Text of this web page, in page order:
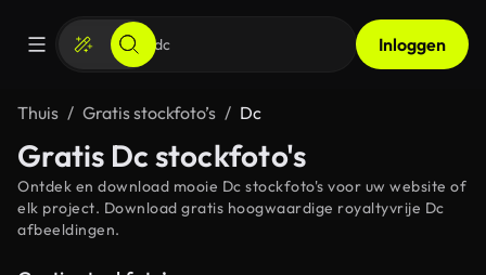
Inloggen
Thuis Gratis stockfoto’s Dc
Gratis Dc stockfoto's
Ontdek en download mooie Dc stockfoto's voor uw website of
elk project. Download gratis hoogwaardige royaltyvrije Dc
afbeeldingen.